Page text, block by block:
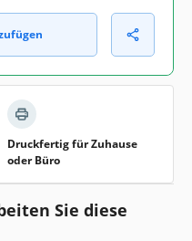
Druckfertig für Zuhause
oder Büro
Sie diese